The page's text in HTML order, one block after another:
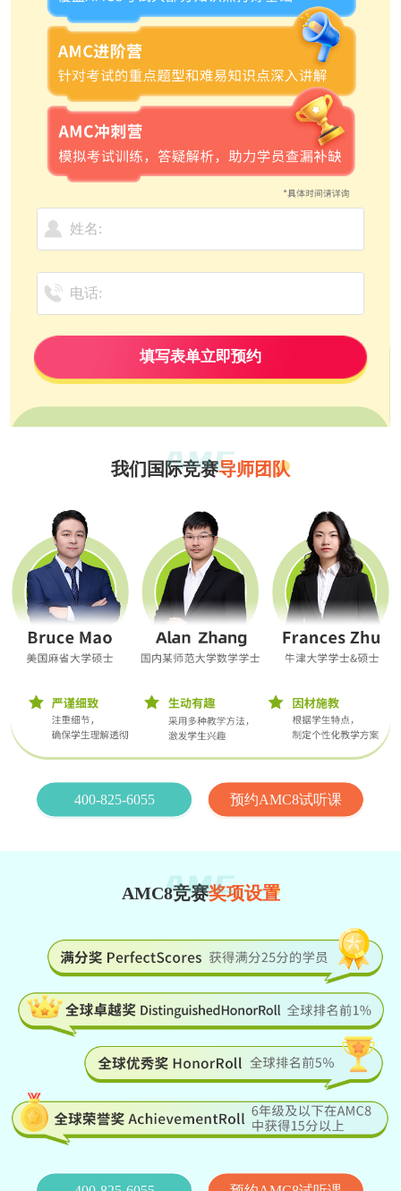
填写表单立即预约
我们国际竞赛导师团队
400-825-6055 预约AMC8试听课
AMC8竞赛奖项设置